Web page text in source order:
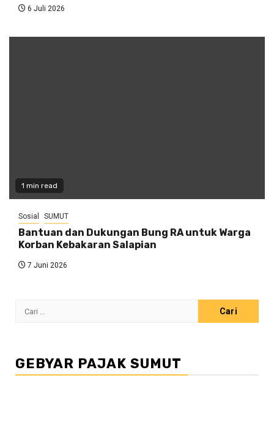
6 Juli 2026
1 min read
Sosial SUMUT
Bantuan dan Dukungan Bung RA untuk Warga
Korban Kebakaran Salapian
7 Juni 2026
Cari
GEBYAR PAJAK SUMUT